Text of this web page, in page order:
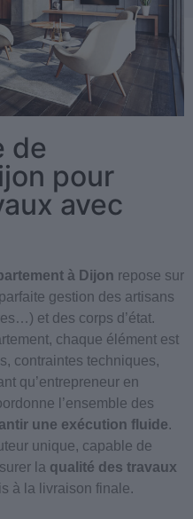
de
pour
avec
à Dijon repose sur
gestion des artisans
et des corps d’état.
chaque élément est
contraintes techniques,
qu’entrepreneur en
l’ensemble des
une exécution fluide.
unique, capable de
la qualité des travaux
à la livraison finale.